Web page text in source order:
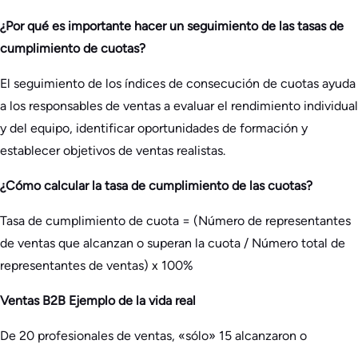
¿Por qué es importante hacer un seguimiento de las tasas de
cumplimiento de cuotas?
El seguimiento de los índices de consecución de cuotas ayuda
a los responsables de ventas a evaluar el rendimiento individual
y del equipo, identificar oportunidades de formación y
establecer objetivos de ventas realistas.
¿Cómo calcular la tasa de cumplimiento de las cuotas?
Tasa de cumplimiento de cuota = (Número de representantes
de ventas que alcanzan o superan la cuota / Número total de
representantes de ventas) x 100%
Ventas B2B Ejemplo de la vida real
De 20 profesionales de ventas, «sólo» 15 alcanzaron o